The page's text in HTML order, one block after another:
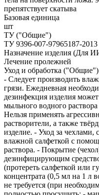
препятствует скатыва
Базовая единица
шт
ТУ ("Общие")
ТУ 9396-007-97965187-2013
Назначение изделия (Для
Лечение пролежней
Уход и обработка ("Общие")
- Следует производить
грязи. Ежедневная
дезинфекция изделия
мыльного водного
Нельзя применять
растворители, а также
изделие. - Уход за
влажной салфеткой с
раствора. - Покрытие
дезинфицирующим
(протереть салфеткой или
концентрата (0,5 мл на 1 л
не требуется (при